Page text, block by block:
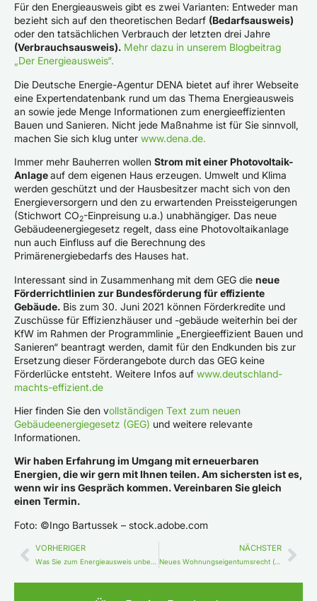
Für den Energieausweis gibt es zwei Varianten: Entweder man
bezieht sich auf den theoretischen Bedarf (Bedarfsausweis)
oder den tatsächlichen Verbrauch der letzten drei Jahre
(Verbrauchsausweis). Mehr dazu in unserem Blogbeitrag
„Der Energieausweis“.
Die Deutsche Energie-Agentur DENA bietet auf ihrer Webseite
eine Expertendatenbank rund um das Thema Energieausweis
an sowie jede Menge Informationen zum energieeffizienten
Bauen und Sanieren. Nicht jede Maßnahme ist für Sie sinnvoll,
machen Sie sich klug unter www.dena.de.
Immer mehr Bauherren wollen Strom mit einer Photovoltaik-
Anlageauf dem eigenen Haus erzeugen. Umwelt und Klima
werden geschützt und der Hausbesitzer macht sich von den
Energieversorgern und den zu erwartenden Preissteigerungen
(Stichwort CO2-Einpreisung u.a.) unabhängiger. Das neue
Gebäudeenergiegesetz regelt, dass eine Photovoltaikanlage
nun auch Einfluss auf die Berechnung des
Primärenergiebedarfs des Hauses hat.
Interessant sind in Zusammenhang mit dem GEG die neue
Förderrichtlinien zur Bundesförderung für effiziente
Gebäude. Bis zum 30. Juni 2021 können Förderkredite und
Zuschüsse für Effizienzhäuser und -gebäude weiterhin bei der
KfW im Rahmen der Programmlinie „Energieeffizient Bauen und
Sanieren“ beantragt werden, damit für den Endkunden bis zur
Ersetzung dieser Förderangebote durch das GEG keine
Förderlücke entsteht. Weitere Infos auf www.deutschland-
machts-effizient.de
Hier finden Sie den vollständigen Text zum neuen
Gebäudeenergiegesetz (GEG) und weitere relevante
Informationen.
Wir haben Erfahrung im Umgang mit erneuerbaren
Energien, die wir gern mit Ihnen teilen. Am sichersten ist es,
wenn wir ins Gespräch kommen. Vereinbaren Sie gleich
einen Termin.
Foto: ©Ingo Bartussek – stock.adobe.com
VORHERIGER NÄCHSTER
Neues Wohnungseigentumsrecht (WEMoG) erleichtert bauliche Änderungen